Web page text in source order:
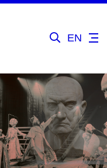
EN